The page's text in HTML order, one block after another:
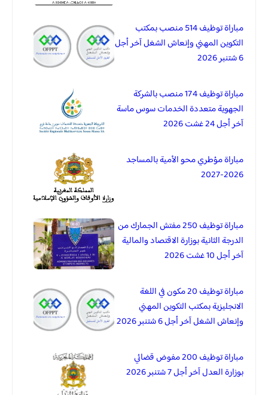
مباراة توظيف 514 منصب بمكتب
التكوين المهني وإنعاش الشغل آخر أجل
6 شتنبر 2026
مباراة توظيف 174 منصب بالشركة
الجهوية متعددة الخدمات سوس ماسة
آخر أجل 24 غشت 2026
مباراة مؤطري محو الأمية بالمساجد
2026-2027
مباراة توظيف 250 مفتش الجمارك من
الدرجة الثانية بوزارة الاقتصاد والمالية
آخر أجل 10 غشت 2026
مباراة توظيف 20 مكون في اللغة
الانجليزية بمكتب التكوين المهني
وإنعاش الشغل آخر أجل 6 شتنبر 2026
مباراة توظيف 200 مفوض قضائي
بوزارة العدل آخر أجل 7 شتنبر 2026